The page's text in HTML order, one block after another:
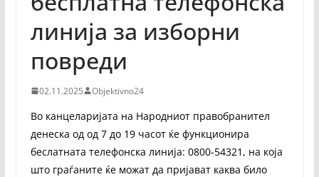
линија за изборни
повреди
02.11.2025 Objektivno24
Во канцеларијата на Народниoт правобранител
денеска од од 7 до 19 часот ќе функционира
беслатната телефонска линија: 0800-54321, на која
што граѓаните ќе можат да пријават каква било